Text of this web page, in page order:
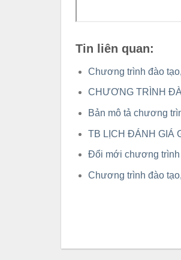
Tin liên quan:
Chương trình đào
CHƯƠNG TRÌNH
Bản mô tả chương
TB LỊCH ĐÁNH GIÁ
Đổi mới chương trình
Chương trình đào